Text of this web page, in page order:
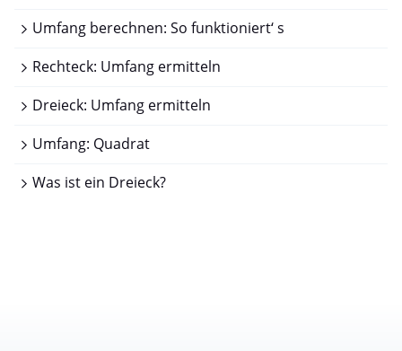
Umfang berechnen: So funktioniert‘ s
Rechteck: Umfang ermitteln
Dreieck: Umfang ermitteln
Umfang: Quadrat
Was ist ein Dreieck?